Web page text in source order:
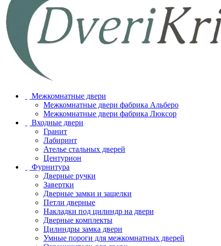
Межкомнатные двери
Межкомнатные двери фабрика Альберо
Межкомнатные двери фабрика Люксор
Входные двери
Гранит
Лабиринт
Ателье стальных дверей
Центурион
Фурнитура
Дверные ручки
Завертки
Дверные замки и защелки
Петли дверные
Накладки под цилиндр на двери
Дверные комплекты
Цилиндры замка двери
Умные пороги для межкомнатных дверей